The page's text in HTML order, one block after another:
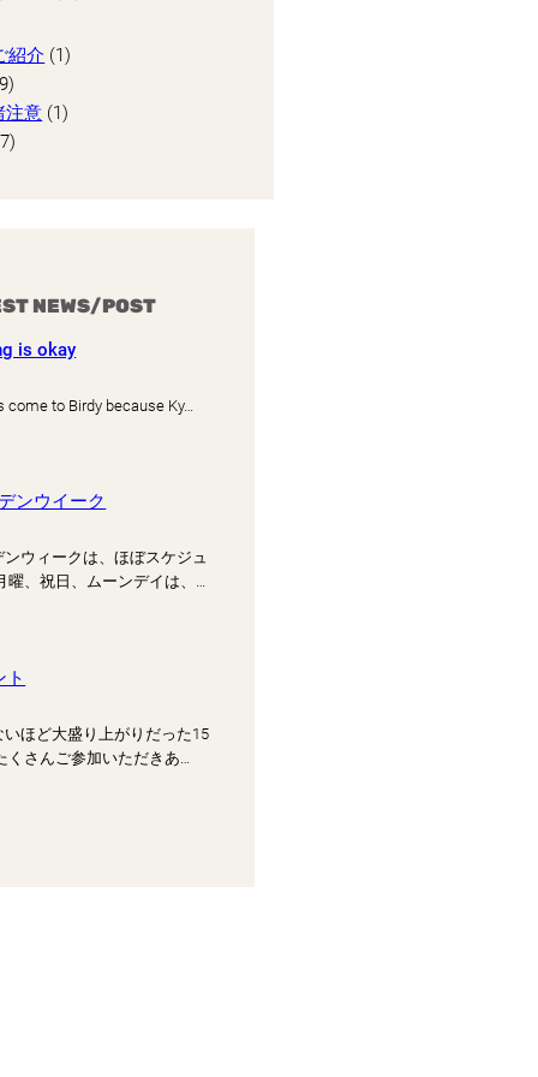
紹介 (1)
注意 (1)
NEWS/POST
is okay
come to Birdy because Ky…
ンウイーク
ウィークは、ほぼスケジュ
曜、祝日、ムーンデイは、…
ト
いほど大盛り上がりだった15
くさんご参加いただきあ…